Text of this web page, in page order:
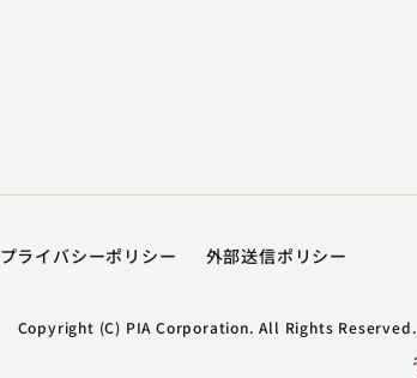
プライバシーポリシー​ 外部送信ポリシー
Copyright (C) PIA Corporation. All Rights Reserved.